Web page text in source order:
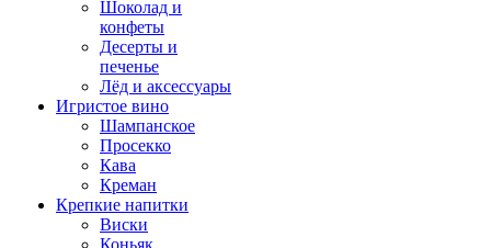
Шоколад и
конфеты
Десерты и
печенье
Лёд и аксессуары
Игристое вино
Шампанское
Просекко
Кава
Креман
Крепкие напитки
Виски
Коньяк